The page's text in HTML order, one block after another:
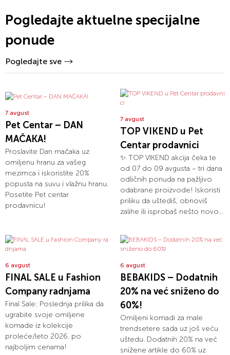
Pogledajte aktuelne specijalne
ponude
Pogledajte sve
7 avgust
Pet Centar – DAN
MAČAKA!
Proslavite Dan mačaka uz
omiljenu hranu za vašeg
mezimca i iskoristite 20%
popusta na suvu i vlažnu hranu.
Posetite Pet centar
prodavnicu!
7 avgust
TOP VIKEND u Pet
Centar prodavnici
✨ TOP VIKEND akcija čeka te
od 07 do 09 avgusta – tri dana
odličnih ponuda na pažljivo
odabrane proizvode! Iskoristi
priliku da uštediš, obnoviš
zalihe ili isprobaš nešto novo...
6 avgust
FINAL SALE u Fashion
Company radnjama
Final Sale: Poslednja prilika da
ugrabite svoje omiljene
komade iz kolekcije
proleće/leto 2026. po
najboljim cenama!
6 avgust
BEBAKIDS – Dodatnih
20% na već sniženo do
60%!
Omiljeni komadi za male
trendsetere sada uz još veću
uštedu. Dodatnih 20% na već
snižene artikle do 60% uz